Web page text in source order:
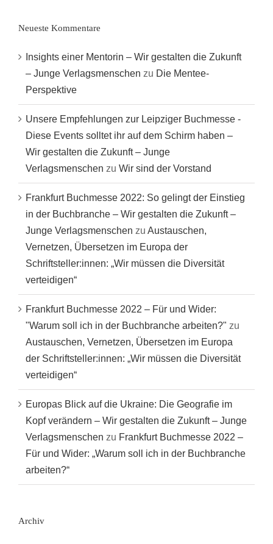
Neueste Kommentare
Insights einer Mentorin – Wir gestalten die Zukunft
– Junge Verlagsmenschen zu Die Mentee-
Perspektive
Unsere Empfehlungen zur Leipziger Buchmesse -
Diese Events solltet ihr auf dem Schirm haben –
Wir gestalten die Zukunft – Junge
Verlagsmenschen zu Wir sind der Vorstand
Frankfurt Buchmesse 2022: So gelingt der Einstieg
in der Buchbranche – Wir gestalten die Zukunft –
Junge Verlagsmenschen zu Austauschen,
Vernetzen, Übersetzen im Europa der
Schriftsteller:innen: „Wir müssen die Diversität
verteidigen“
Frankfurt Buchmesse 2022 – Für und Wider:
"Warum soll ich in der Buchbranche arbeiten?" zu
Austauschen, Vernetzen, Übersetzen im Europa
der Schriftsteller:innen: „Wir müssen die Diversität
verteidigen“
Europas Blick auf die Ukraine: Die Geografie im
Kopf verändern – Wir gestalten die Zukunft – Junge
Verlagsmenschen zu Frankfurt Buchmesse 2022 –
Für und Wider: „Warum soll ich in der Buchbranche
arbeiten?“
Archiv